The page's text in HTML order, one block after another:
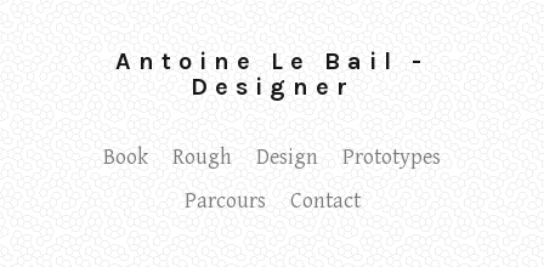
Antoine Le Bail -
Designer
Book Rough Design
Prototypes
Parcours
Contact